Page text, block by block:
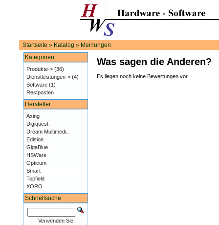
Startseite » Katalog » Meinungen
Was sagen die Anderen?
Es liegen noch keine Bewertungen vor.
Kategorien
Produkte-> (36)
Dienstleistungen-> (4)
Software (1)
Restposten
Hersteller
Axing
Digiquest
Dream Multimedi..
Edision
GigaBlue
HSWare
Opticum
Smart
Topfield
XORO
Schnellsuche
Verwenden Sie